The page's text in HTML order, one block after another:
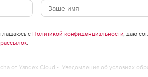
с Политикой конфиденциальности, даю
.
от Yandex Cloud - Уведомление об условиях